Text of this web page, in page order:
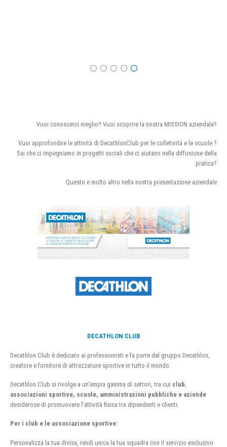
Vuoi conoscerci meglio? Vuoi scoprire la nostra MISSION aziendale?
Vuoi approfondire le attività di DecathlonClub per le colletività e le scuole ?
Sai che ci impegniamo in progetti sociali che ci aiutano nella diffusione della
pratica?
Questo e molto altro nella nostra presentazione aziendale
DECATHLON CLUB
Decathlon Club è dedicato ai professionisti e fa parte del gruppo Decathlon,
creatore e fornitore di attrezzature sportive in tutto il mondo.
Decathlon Club si rivolge a un’ampia gamma di settori, tra cui club
associazioni sportive, scuole, amministrazioni pubbliche e aziende
desiderose di promuovere l’attività fisica tra dipendenti e clienti.
Per i club e le associazione sportive:
Personalizza la tua divisa, rendi unica la tua squadra con il servizio esclusivo